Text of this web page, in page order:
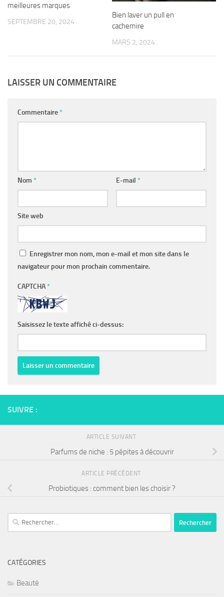
meilleures marques
SEPTEMBRE 20, 2024
Bien laver un pull en
cachemire
MARS 2, 2024
LAISSER UN COMMENTAIRE
Commentaire*
Nom * E-mail *
Site web
Enregistrer mon nom, mon e-mail et mon site dans le
navigateur pour mon prochain commentaire.
CAPTCHA*
Saisissez le texte affiché ci-dessus:
SUIVRE :
ARTICLE SUIVANT
Parfums de niche : 5 pépites à découvrir
ARTICLE PRÉCÉDENT
Probiotiques : comment bien les choisir ?
Rechercher :
CATÉGORIES
Beauté